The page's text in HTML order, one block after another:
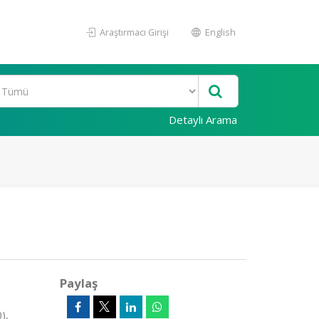
Araştırmacı Girişi English
Detaylı Arama
Paylaş